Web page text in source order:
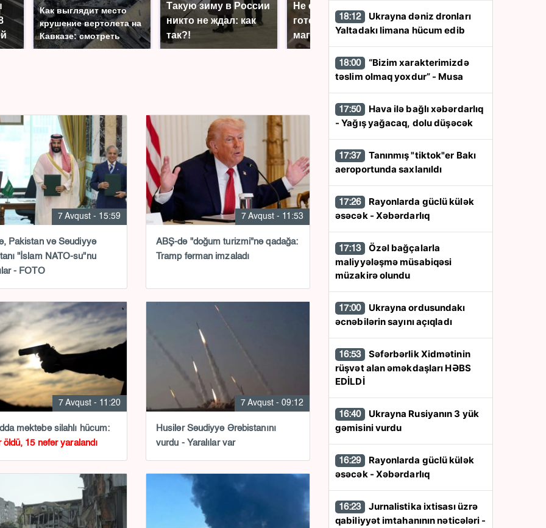
Как выглядит место
крушение вертолета на
Кавказе: смотреть
Такую зиму в России
никто не ждал: как
так?!
Не ешьте эту
готовую еду из
магазина: список
жестокое убийство
криптомиллионера
7 Avqust - 15:59
Pakistan və Səudiyyə
"İslam NATO-su"nu
- FOTO
7 Avqust - 11:53
ABŞ-də "doğum turizmi"nə qadağa:
Tramp fərman imzaladı
7 Avqust - 11:20
məktəbə silahlı hücum:
öldü, 15 nəfər yaralandı
7 Avqust - 09:12
Husilər Səudiyyə Ərəbistanını
vurdu - Yaralılar var
18:12
Yaltadakı limana hücum edib
18:00
təslim olmaq yoxdur” - Musa
17:50
- Yağış yağacaq, dolu düşəcək
17:37
aeroportunda saxlanıldı
17:26
əsəcək - Xəbərdarlıq
17:13
maliyyələşmə müsabiqəsi
müzakirə olundu
17:00
əcnəbilərin sayını açıqladı
16:53
rüşvət alan əməkdaşları HƏBS
EDİLDİ
16:40
gəmisini vurdu
16:29
əsəcək - Xəbərdarlıq
16:23
qabiliyyət imtahanının nəticələri -